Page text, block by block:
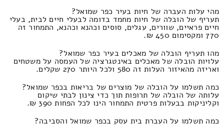
מהי עלות העברה של חיות בעיר כפר שמואל?
תעריף של הובלה של חיות מחמד בדומה לבעלי חיים לבית, בעלי
חיים פראיים, שוורים, עגלים, סוסים וכהנא וכהנא, התמחור זה
770 ומקסימום 450 ₪.
מהו תעריף הובלה של מאכלים בעיר כפר שמואל?
עלויות הובלה של מאכלים באינטגרציה של העמסה על משטחים
ואריזה מהאיזור העלות זה 580 ולכל היותר 270 שקלים.
כמה תשלמו על הובלה של מוצרים של בריאות בכפר שמואל?
עלותה של הובלה של תרופות תוך כדי צינון לבתי שיקום
וקליניקות בבעלות פרטית התמחור הינו לכל הפחות 390 ₪.
כמה תשלמו על העברת בית עסק בכפר שמואל והסביבה?